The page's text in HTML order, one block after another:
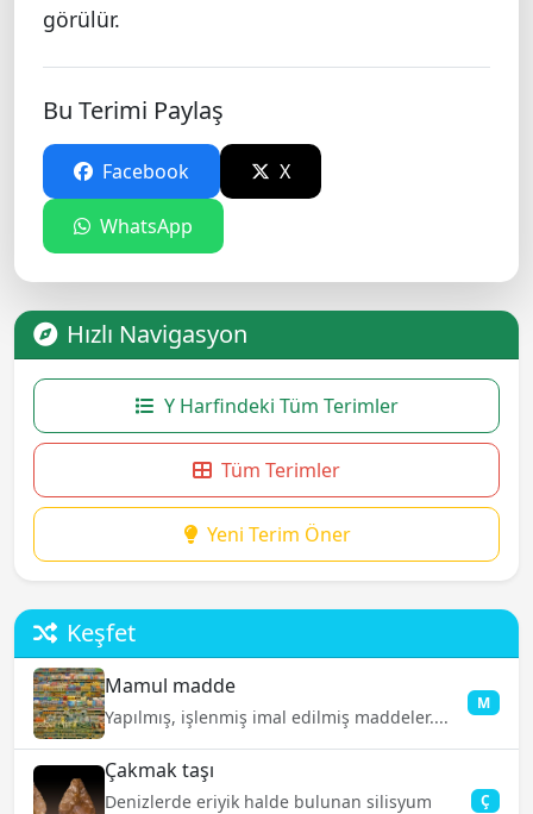
görülür.
Bu Terimi Paylaş
Facebook X
WhatsApp
Hızlı Navigasyon
Y Harfindeki Tüm Terimler
Tüm Terimler
Yeni Terim Öner
Keşfet
Mamul madde
Yapılmış, işlenmiş imal edilmiş maddeler....
M
Çakmak taşı
Denizlerde eriyik halde bulunan silisyum
Ç